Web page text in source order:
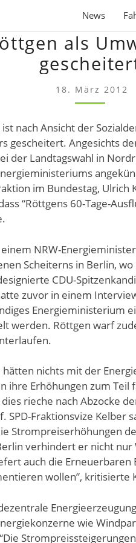
News
SPD:
ALS
als
18. März 2012
nach Ansicht der
gescheitert. Angesichts
der Landtagswahl in
im Bundestag, Ulrich
“Röttgens 60-Tage-
NRW-
Scheiterns in Berlin, wo
CDU-
zuvor in einem
Energieministerium
werden. Röttgen warf
nichts mit der
ihre Erhöhungen zum Teil
rieche nach Abzocke
SPD-Fraktionsvize Kelber
Strompreiserhöhungen
verhindert er nicht
auch die Erneuerbaren
wollen”, kritisierte
wie